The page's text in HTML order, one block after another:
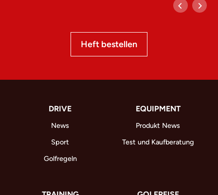
Heft bestellen
DRIVE
News
Sport
Golfregeln
EQUIPMENT
Produkt News
Test und Kaufberatung